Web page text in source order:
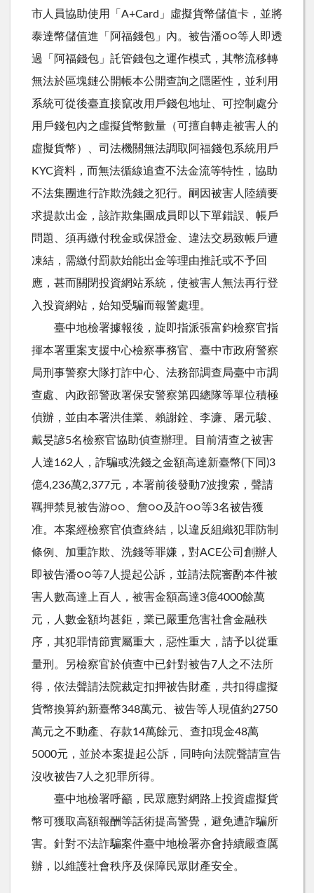
市人員協助使用「A+Card」虛擬貨幣儲值卡，並將
泰達幣儲值進「阿福錢包」內。被告潘○○等人即透
過「阿福錢包」託管錢包之運作模式，其幣流移轉
無法於區塊鏈公開帳本公開查詢之隱匿性，並利用
系統可從後臺直接竄改用戶錢包地址、可控制處分
用戶錢包內之虛擬貨幣數量（可擅自轉走被害人的
虛擬貨幣）、司法機關無法調取阿福錢包系統用戶
KYC資料，而無法循線追查不法金流等特性，協助
不法集團進行詐欺洗錢之犯行。嗣因被害人陸續要
求提款出金，該詐欺集團成員即以下單錯誤、帳戶
問題、須再繳付稅金或保證金、違法交易致帳戶遭
凍結，需繳付罰款始能出金等理由推託或不予回
應，甚而關閉投資網站系統，使被害人無法再行登
入投資網站，始知受騙而報警處理。
臺中地檢署據報後，旋即指派張富鈞檢察官指
揮本署重案支援中心檢察事務官、臺中市政府警察
局刑事警察大隊打詐中心、法務部調查局臺中市調
查處、內政部警政署保安警察第四總隊等單位積極
偵辦，並由本署洪佳業、賴謝銓、李濂、屠元駿、
戴旻諺5名檢察官協助偵查辦理。目前清查之被害
人達162人，詐騙或洗錢之金額高達新臺幣(下同)3
億4,236萬2,377元，本署前後發動7波搜索，聲請
羈押禁見被告游○○、詹○○及許○○等3名被告獲
准。本案經檢察官偵查終結，以違反組織犯罪防制
條例、加重詐欺、洗錢等罪嫌，對ACE公司創辦人
即被告潘○○等7人提起公訴，並請法院審酌本件被
害人數高達上百人，被害金額高達3億4000餘萬
元，人數金額均甚鉅，業已嚴重危害社會金融秩
序，其犯罪情節實屬重大，惡性重大，請予以從重
量刑。另檢察官於偵查中已針對被告7人之不法所
得，依法聲請法院裁定扣押被告財產，共扣得虛擬
貨幣換算約新臺幣348萬元、被告等人現值約2750
萬元之不動產、存款14萬餘元、查扣現金48萬
5000元，並於本案提起公訴，同時向法院聲請宣告
沒收被告7人之犯罪所得。
臺中地檢署呼籲，民眾應對網路上投資虛擬貨
幣可獲取高額報酬等話術提高警覺，避免遭詐騙所
害。針對不法詐騙案件臺中地檢署亦會持續嚴查厲
辦，以維護社會秩序及保障民眾財產安全。